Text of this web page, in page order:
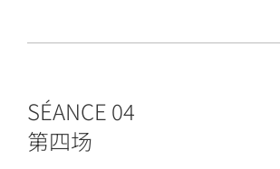
SÉANCE 04
第四场